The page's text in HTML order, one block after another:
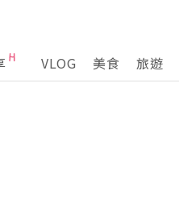
VLOG 美食 旅遊